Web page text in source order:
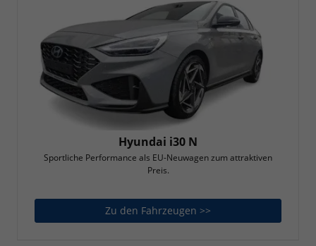
Hyundai i30 N
Sportliche Performance als EU-Neuwagen zum attraktiven
Preis.
Zu den Fahrzeugen >>